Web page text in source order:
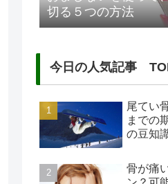
切る５つの方法
今日の人気記事
尾てい
までの
の豆知
骨が痛